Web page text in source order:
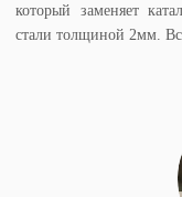
который заменяет
стали толщиной 2мм.